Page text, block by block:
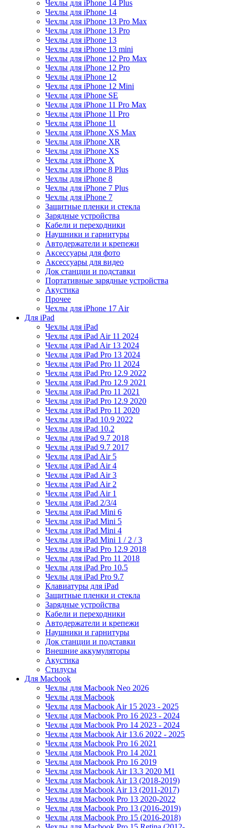
Чехлы для iPhone 14 Plus
Чехлы для iPhone 14
Чехлы для iPhone 13 Pro Max
Чехлы для iPhone 13 Pro
Чехлы для iPhone 13
Чехлы для iPhone 13 mini
Чехлы для iPhone 12 Pro Max
Чехлы для iPhone 12 Pro
Чехлы для iPhone 12
Чехлы для iPhone 12 Mini
Чехлы для iPhone SE
Чехлы для iPhone 11 Pro Max
Чехлы для iPhone 11 Pro
Чехлы для iPhone 11
Чехлы для iPhone XS Max
Чехлы для iPhone XR
Чехлы для iPhone XS
Чехлы для iPhone X
Чехлы для iPhone 8 Plus
Чехлы для iPhone 8
Чехлы для iPhone 7 Plus
Чехлы для iPhone 7
Защитные пленки и стекла
Зарядные устройства
Кабели и переходники
Наушники и гарнитуры
Автодержатели и крепежи
Аксессуары для фото
Аксессуары для видео
Док станции и подставки
Портативные зарядные устройства
Акустика
Прочее
Чехлы для iPhone 17 Air
Для iPad
Чехлы для iPad
Чехлы для iPad Air 11 2024
Чехлы для iPad Air 13 2024
Чехлы для iPad Pro 13 2024
Чехлы для iPad Pro 11 2024
Чехлы для iPad Pro 12.9 2022
Чехлы для iPad Pro 12.9 2021
Чехлы для iPad Pro 11 2021
Чехлы для iPad Pro 12.9 2020
Чехлы для iPad Pro 11 2020
Чехлы для iPad 10.9 2022
Чехлы для iPad 10.2
Чехлы для iPad 9.7 2018
Чехлы для iPad 9.7 2017
Чехлы для iPad Air 5
Чехлы для iPad Air 4
Чехлы для iPad Air 3
Чехлы для iPad Air 2
Чехлы для iPad Air 1
Чехлы для iPad 2/3/4
Чехлы для iPad Mini 6
Чехлы для iPad Mini 5
Чехлы для iPad Mini 4
Чехлы для iPad Mini 1 / 2 / 3
Чехлы для iPad Pro 12.9 2018
Чехлы для iPad Pro 11 2018
Чехлы для iPad Pro 10.5
Чехлы для iPad Pro 9.7
Клавиатуры для iPad
Защитные пленки и стекла
Зарядные устройства
Кабели и переходники
Автодержатели и крепежи
Наушники и гарнитуры
Док станции и подставки
Внешние аккумуляторы
Акустика
Стилусы
Для Macbook
Чехлы для Macbook Neo 2026
Чехлы для Macbook
Чехлы для Macbook Air 15 2023 - 2025
Чехлы для Macbook Pro 16 2023 - 2024
Чехлы для Macbook Pro 14 2023 - 2024
Чехлы для Macbook Air 13.6 2022 - 2025
Чехлы для Macbook Pro 16 2021
Чехлы для Macbook Pro 14 2021
Чехлы для Macbook Pro 16 2019
Чехлы для Macbook Air 13.3 2020 M1
Чехлы для Macbook Air 13 (2018-2019)
Чехлы для Macbook Air 13 (2011-2017)
Чехлы для Macbook Pro 13 2020-2022
Чехлы для Macbook Pro 13 (2016-2019)
Чехлы для Macbook Pro 15 (2016-2018)